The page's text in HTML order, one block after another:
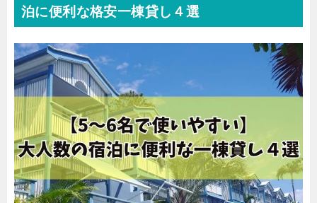
泊に便利な格安一棟貸し４選